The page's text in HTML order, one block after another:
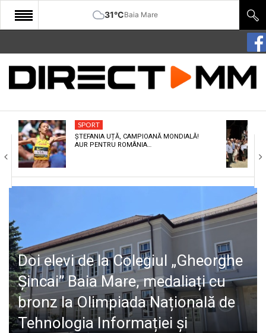
31°CBaia Mare
START
COMUNITATE
CULTURA
ECONOMIE
SANATATE
POLITIC
LIFE
SPORT
ȘTEFANIA UȚĂ, CAMPIOANĂ MONDIALĂ!
AUR PENTRU ROMÂNIA…
Doi elevi de la Colegiul „Gheorghe
Șincai” Baia Mare, medaliați cu
bronz la Olimpiada Națională de
Tehnologia Informației și